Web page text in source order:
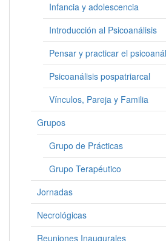
Infancia y adolescencia
Introducción al Psicoanálisis
Pensar y practicar el
Psicoanálisis pospatriarcal
Vínculos, Pareja y Familia
Grupos
Grupo de Prácticas
Grupo Terapéutico
Jornadas
Necrológicas
Reuniones Inaugurales